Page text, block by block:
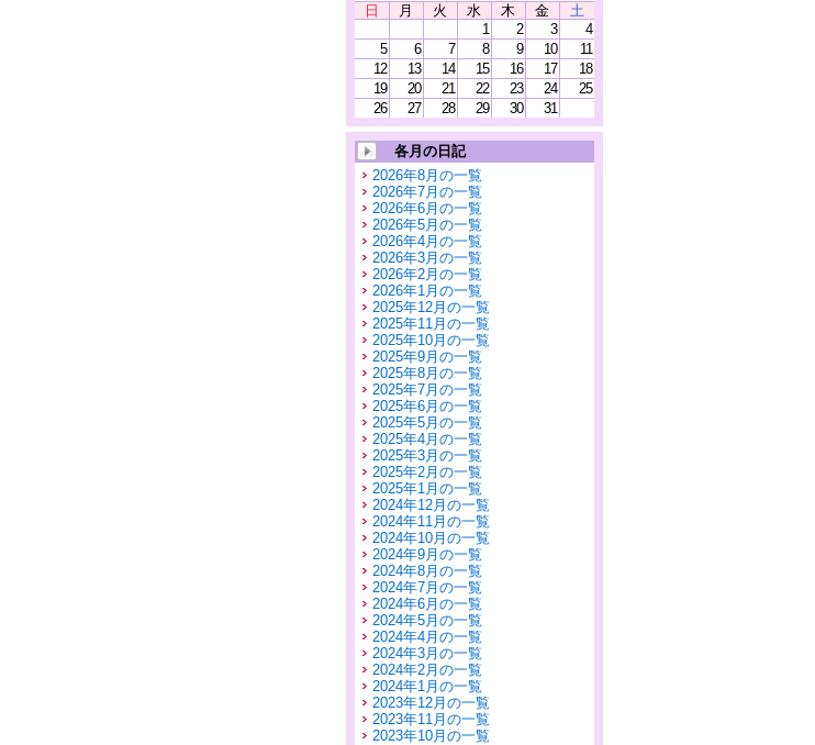
日
月 火 水 木 金
土
1
2 3
4
5
6 7 8 9 10
11
12
13 14 15 16 17
18
19
20 21 22 23 24
25
26
27 28 29 30 31
各月の日記
2026年8月の一覧
2026年7月の一覧
2026年6月の一覧
2026年5月の一覧
2026年4月の一覧
2026年3月の一覧
2026年2月の一覧
2026年1月の一覧
2025年12月の一覧
2025年11月の一覧
2025年10月の一覧
2025年9月の一覧
2025年8月の一覧
2025年7月の一覧
2025年6月の一覧
2025年5月の一覧
2025年4月の一覧
2025年3月の一覧
2025年2月の一覧
2025年1月の一覧
2024年12月の一覧
2024年11月の一覧
2024年10月の一覧
2024年9月の一覧
2024年8月の一覧
2024年7月の一覧
2024年6月の一覧
2024年5月の一覧
2024年4月の一覧
2024年3月の一覧
2024年2月の一覧
2024年1月の一覧
2023年12月の一覧
2023年11月の一覧
2023年10月の一覧